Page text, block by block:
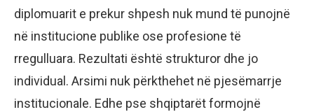
diplomuarit e prekur shpesh nuk mund të punojnë
në institucione publike ose profesione të
rregulluara. Rezultati është strukturor dhe jo
individual. Arsimi nuk përkthehet në pjesëmarrje
institucionale. Edhe pse shqiptarët formojnë